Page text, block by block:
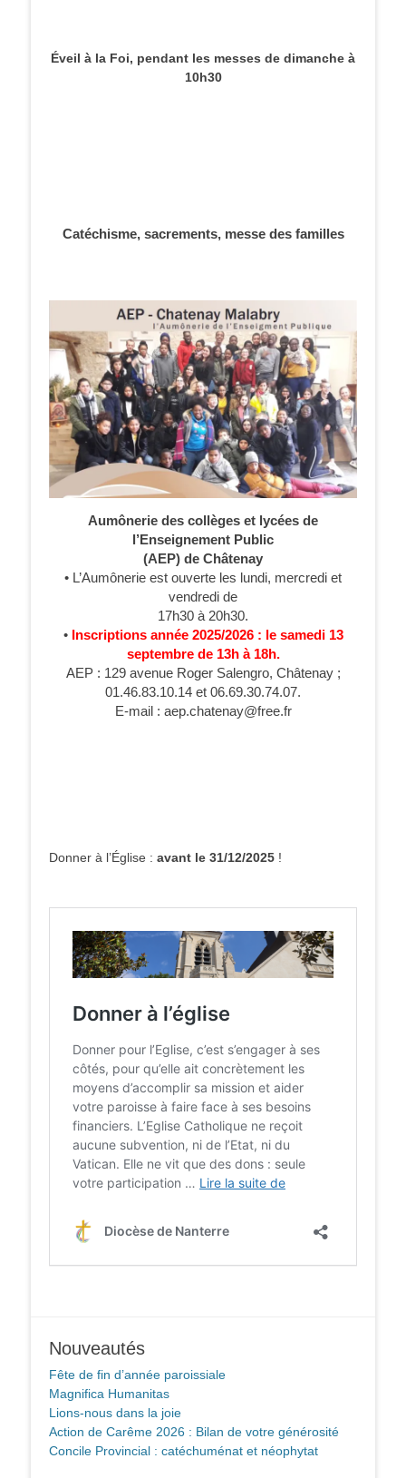
Éveil à la Foi, pendant les messes de dimanche à
10h30
Catéchisme, sacrements, messe des familles
Aumônerie des collèges et lycées de
l’Enseignement Public
(AEP) de Châtenay
• L’Aumônerie est ouverte les lundi, mercredi et
vendredi de
17h30 à 20h30.
• Inscriptions année 2025/2026 : le samedi 13
septembre de 13h à 18h.
AEP : 129 avenue Roger Salengro, Châtenay ;
01.46.83.10.14 et 06.69.30.74.07.
E-mail : aep.chatenay@free.fr
Donner à l’Église : avant le 31/12/2025 !
Nouveautés
Fête de fin d’année paroissiale
Magnifica Humanitas
Lions-nous dans la joie
Action de Carême 2026 : Bilan de votre générosité
Concile Provincial : catéchuménat et néophytat